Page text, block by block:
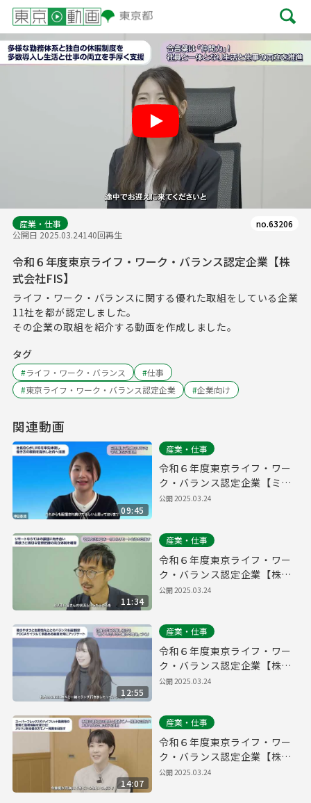
産業・仕事
公開日 2025.03.24140回再生
no.63206
令和６年度東京ライフ・ワーク・バランス認定企業【株
式会社FIS】
ライフ・ワーク・バランスに関する優れた取組をしている企業
11社を都が認定しました。
その企業の取組を紹介する動画を作成しました。
タグ
#ライフ・ワーク・バランス #仕事
#東京ライフ・ワーク・バランス認定企業 #企業向け
関連動画
09:45
産業・仕事
令和６年度東京ライフ・ワー
ク・バランス認定企業【ミラ
イウェブ株式会社】
公開2025.03.24
11:34
産業・仕事
令和６年度東京ライフ・ワー
ク・バランス認定企業【株式
会社プログレス】
公開2025.03.24
12:55
産業・仕事
令和６年度東京ライフ・ワー
ク・バランス認定企業【株式
会社パーキングマーケット】
公開2025.03.24
14:07
産業・仕事
令和６年度東京ライフ・ワー
ク・バランス認定企業【株式
会社ソウブン・ドットコム】
公開2025.03.24